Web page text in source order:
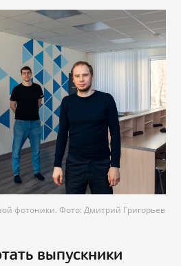
фотоники. Фото: Дмитрий Григорьев
выпускники